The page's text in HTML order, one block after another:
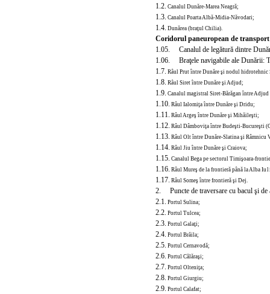
1.2. Canalul Dunăre-Marea Neagră;
1.3. Canalul Poarta Albă-Midia-Năvodari;
1.4. Dunărea (braţul Chilia).
Coridorul paneuropean de
1.05. Canalul de legătură dintre
1.06. Braţele navigabile ale Dunării:
1.7. Râul Prut între Dunăre şi nodul hidrotehnic
1.8. Râul Siret între Dunăre şi Adjud;
1.9. Canalul magistral Siret-Bărăgan între
1.10. Râul Ialomiţa între Dunăre şi Dridu;
1.11. Râul Argeş între Dunăre şi Mihăileşti;
1.12. Râul Dâmboviţa între Budeşti-Bucureşti
1.13. Râul Olt între Dunăre-Slatina şi Râmnicu
1.14. Râul Jiu între Dunăre şi Craiova;
1.15. Canalul Bega pe sectorul Timişoara-
1.16. Râul Mureş de la frontieră până la Alba I
1.17. Râul Someş între frontieră şi Dej.
2. Puncte de traversare cu bacul şi de
2.1.
Portul Sulina;
2.2. Portul Tulcea;
2.3. Portul Galaţi;
2.4. Portul Brăila;
2.5. Portul Cernavodă;
2.6. Portul Călăraşi;
2.7. Portul Olteniţa;
2.8. Portul Giurgiu;
2.9. Portul Calafat;